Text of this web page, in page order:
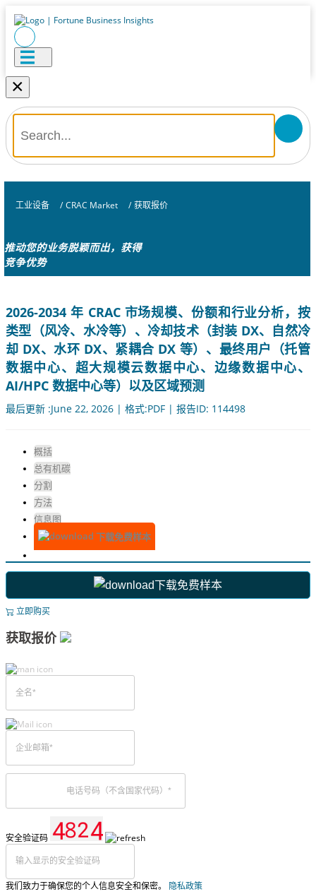
×
工业设备 / CRAC Market / 获取报价
推动您的业务脱颖而出，获得
竞争优势
2026-2034 年 CRAC 市场规模、份额和行业分析，按
类型（风冷、水冷等）、冷却技术（封装 DX、自然冷
却 DX、水环 DX、紧耦合 DX 等）、最终用户（托管
数据中心、超大规模云数据中心、边缘数据中心、
AI/HPC 数据中心等）以及区域预测
最后更新 :June 22, 2026 | 格式:PDF | 报告ID: 114498
概括
总有机碳
分割
方法
信息图
下载免费样本
下载免费样本
立即购买
获取报价
安全验证码
我们致力于确保您的个人信息安全和保密。 隐私政策